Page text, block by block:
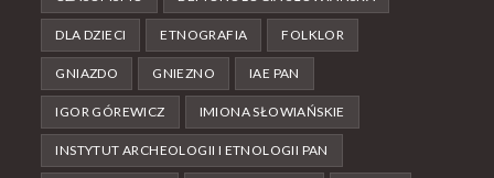
DLA DZIECI ETNOGRAFIA FOLKLOR
GNIAZDO GNIEZNO IAE PAN
IGOR GÓREWICZ IMIONA SŁOWIAŃSKIE
INSTYTUT ARCHEOLOGII I ETNOLOGII PAN